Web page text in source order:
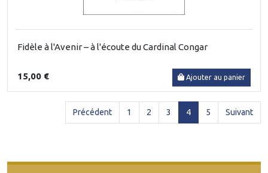
Fidèle à l'Avenir – à l'écoute du Cardinal Congar
15,00 € Ajouter au panier
Précédent 1 2 3 4(current)
5 Suivant